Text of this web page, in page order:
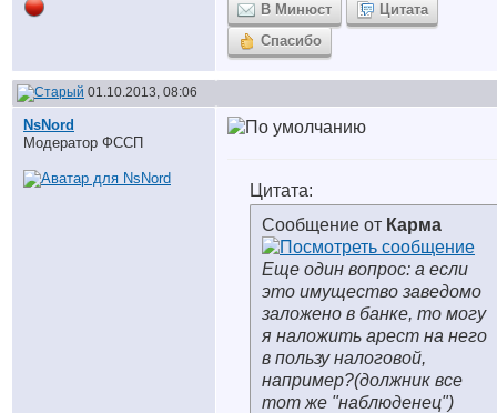
В Минюст
Цитата
Спасибо
01.10.2013, 08:06
NsNord
Модератор ФССП
Цитата:
Сообщение от Карма
Еще один вопрос: а если
это имущество заведомо
заложено в банке, то могу
я наложить арест на него
в пользу налоговой,
например?(должник все
тот же "наблюденец")